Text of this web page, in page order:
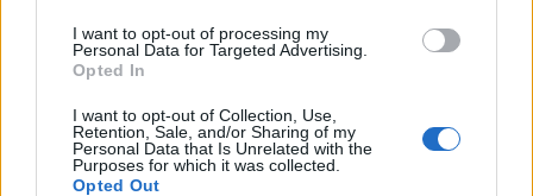
I want to opt-out of processing my
Personal Data for Targeted Advertising.
Opted In
I want to opt-out of Collection, Use,
Retention, Sale, and/or Sharing of my
Personal Data that Is Unrelated with the
Purposes for which it was collected.
Opted Out